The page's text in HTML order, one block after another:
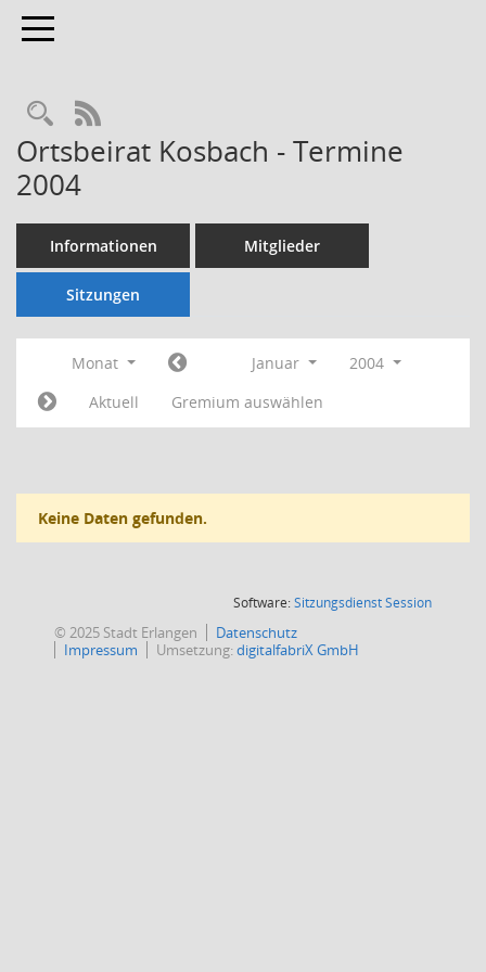
Toggle navigation
Rechercheauswahl
RSS-Feed
Ortsbeirat Kosbach - Termine
2004
Informationen Mitglieder
Sitzungen
Monat Januar
2004
Aktuell
Gremium auswählen
Keine Daten gefunden.
Software:SitzungsdienstSession(Wird in
© 2025 Stadt Erlangen
Datenschutz
Impressum
Umsetzung:digitalfabriX GmbH